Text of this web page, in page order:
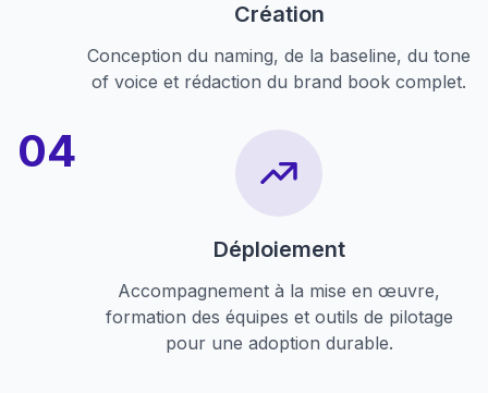
Création
Conception du naming, de la baseline, du tone
of voice et rédaction du brand book complet.
Déploiement
Accompagnement à la mise en œuvre,
formation des équipes et outils de pilotage
pour une adoption durable.